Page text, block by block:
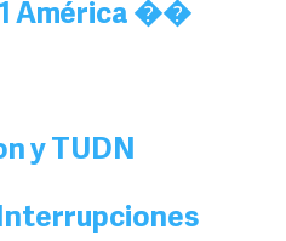
América ��
y TUDN